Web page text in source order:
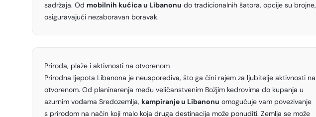
sadržaja. Od mobilnih kućica u Libanonu do tradicionalnih šatora, opcije su brojne,
osiguravajući nezaboravan boravak.
Priroda, plaže i aktivnosti na otvorenom
Prirodna ljepota Libanona je neusporediva, što ga čini rajem za ljubitelje aktivnosti na
otvorenom. Od planinarenja među veličanstvenim Božjim kedrovima do kupanja u
azurnim vodama Sredozemlja, kampiranje u Libanonu omogućuje vam povezivanje
s prirodom na način koji malo koja druga destinacija može ponuditi. Zemlja se može